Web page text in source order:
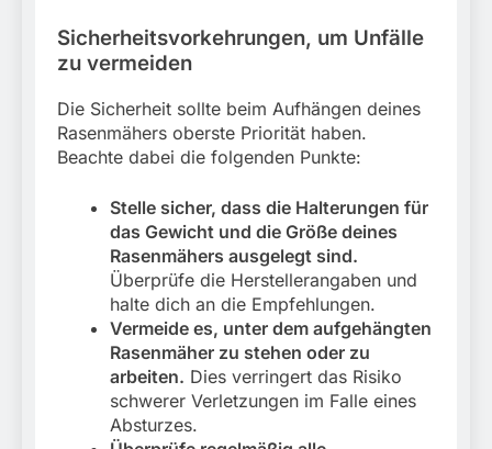
Sicherheitsvorkehrungen, um Unfälle
zu vermeiden
Die Sicherheit sollte beim Aufhängen deines
Rasenmähers oberste Priorität haben.
Beachte dabei die folgenden Punkte:
Stelle sicher, dass die Halterungen für
das Gewicht und die Größe deines
Rasenmähers ausgelegt sind.
Überprüfe die Herstellerangaben und
halte dich an die Empfehlungen.
Vermeide es, unter dem aufgehängten
Rasenmäher zu stehen oder zu
arbeiten. Dies verringert das Risiko
schwerer Verletzungen im Falle eines
Absturzes.